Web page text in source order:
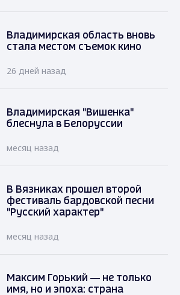
Владимирская область вновь
стала местом съемок кино
26 дней назад
Владимирская "Вишенка"
блеснула в Белоруссии
месяц назад
В Вязниках прошел второй
фестиваль бардовской песни
"Русский характер"
месяц назад
Максим Горький — не только
имя, но и эпоха: страна